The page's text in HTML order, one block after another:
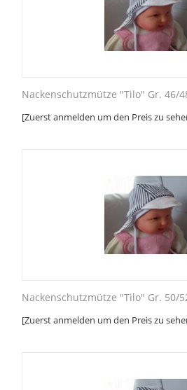
Nackenschutzmütze "Tilo" Gr. 46/
[Zuerst anmelden um den Preis zu
Nackenschutzmütze "Tilo" Gr. 50/
[Zuerst anmelden um den Preis zu